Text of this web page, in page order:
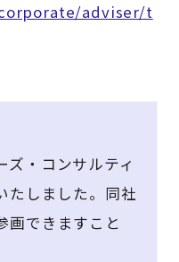
adviser/t
ズ・コンサルティ
たしました。同社
画できますこと